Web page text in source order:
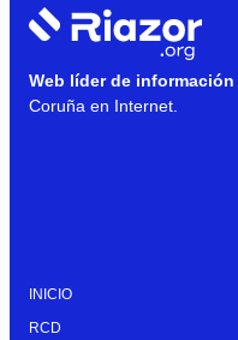
Web líder de información
Coruña en Internet.
INICIO
RCD